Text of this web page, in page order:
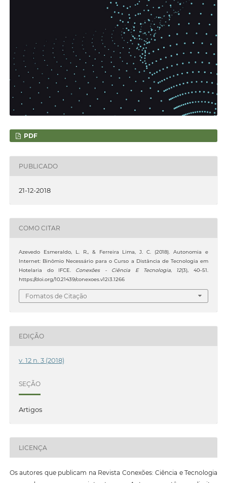
PDF
PUBLICADO
21-12-2018
COMO CITAR
Azevedo Esmeraldo, L. R., & Ferreira Lima, J. C. (2018). Autonomia e
Internet: Binômio Necessário para o Curso a Distância de Tecnologia em
Hotelaria do IFCE. Conexões - Ciência E Tecnologia, 12(3), 40–51.
https://doi.org/10.21439/conexoes.v12i3.1266
Fomatos de Citação
EDIÇÃO
v. 12 n. 3 (2018)
SEÇÃO
Artigos
LICENÇA
Os autores que publicam na Revista Conexões: Ciência e Tecnologia